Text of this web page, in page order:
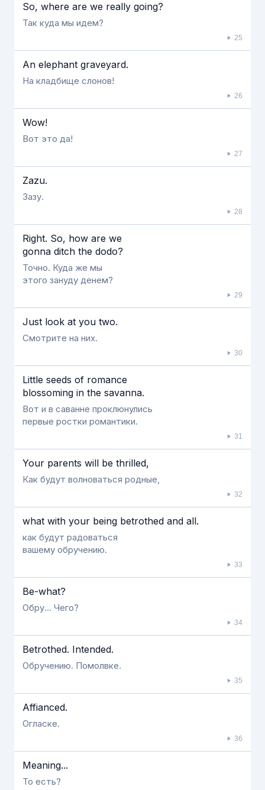
So, where are we really going?
Так куда мы идем?
25
An elephant graveyard.
На кладбище слонов!
26
Wow!
Вот это да!
27
Zazu.
Зазу.
28
Right. So, how are we
gonna ditch the dodo?
Точно. Куда же мы
этого зануду денем?
29
Just look at you two.
Смотрите на них.
30
Little seeds of romance
blossoming in the savanna.
Вот и в саванне проклюнулись
первые ростки романтики.
31
Your parents will be thrilled,
Как будут волноваться родные,
32
what with your being betrothed and all.
как будут радоваться
вашему обручению.
33
Be-what?
Обру... Чего?
34
Betrothed. Ιntended.
Обручению. Помолвке.
35
Affianced.
Огласке.
36
Meaning...
То есть?